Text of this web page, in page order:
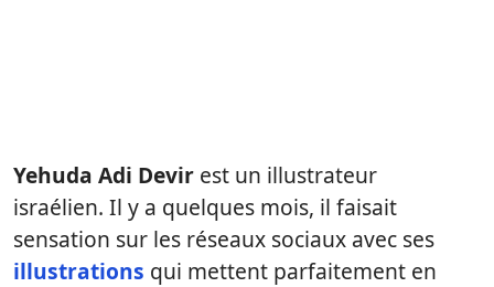
Yehuda Adi Devir est un illustrateur
israélien. Il y a quelques mois, il faisait
sensation sur les réseaux sociaux avec ses
illustrations qui mettent parfaitement en